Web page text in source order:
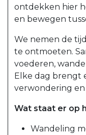
ontdekken hier
en bewegen
We nemen de
te ontmoeten.
voederen,
Elke dag brengt
verwondering
Wat staat er op
Wandeling